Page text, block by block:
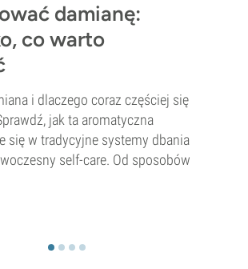
damianę:
co warto
i dlaczego coraz częściej się
jak ta aromatyczna
się w tradycyjne systemy dbania
self-care. Od sposobów